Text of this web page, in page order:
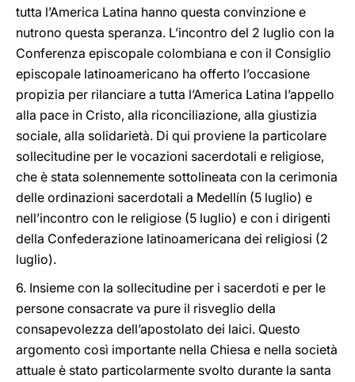
tutta l’America Latina hanno questa convinzione e
nutrono questa speranza. L’incontro del 2 luglio con la
Conferenza episcopale colombiana e con il Consiglio
episcopale latinoamericano ha offerto l’occasione
propizia per rilanciare a tutta l’America Latina l’appello
alla pace in Cristo, alla riconciliazione, alla giustizia
sociale, alla solidarietà. Di qui proviene la particolare
sollecitudine per le vocazioni sacerdotali e religiose,
che è stata solennemente sottolineata con la cerimonia
delle ordinazioni sacerdotali a Medellín (5 luglio) e
nell’incontro con le religiose (5 luglio) e con i dirigenti
della Confederazione latinoamericana dei religiosi (2
luglio).
6. Insieme con la sollecitudine per i sacerdoti e per le
persone consacrate va pure il risveglio della
consapevolezza dell’apostolato dei laici. Questo
argomento così importante nella Chiesa e nella società
attuale è stato particolarmente svolto durante la santa